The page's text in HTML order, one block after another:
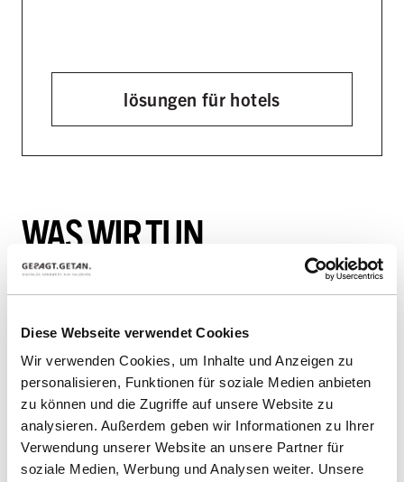
Diese Webseite verwendet Cookies
Wir verwenden Cookies, um Inhalte und Anzeigen zu
personalisieren, Funktionen für soziale Medien anbieten
zu können und die Zugriffe auf unsere Website zu
analysieren. Außerdem geben wir Informationen zu Ihrer
Verwendung unserer Website an unsere Partner für
soziale Medien, Werbung und Analysen weiter. Unsere
lösungen für hotels
WAS WIR TUN.
UND WIE WIR ES TUN.
Das beste Ergebnis kannst du von
uns erwarten, wenn wir als dein
strategischer Partner
vorausschauend und mit